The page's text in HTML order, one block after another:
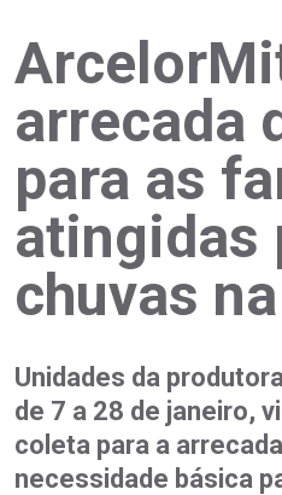
arrecada
para as
atingidas
chuvas
Unidades da
de 7 a 28 de janeiro,
coleta para a
necessidade básica